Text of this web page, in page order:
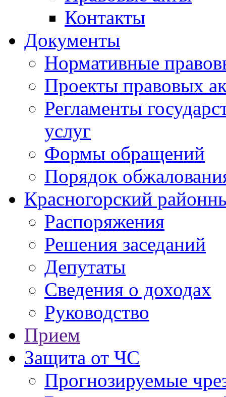
Контакты
Документы
Нормативные
Проекты правовых
Регламенты
услуг
Формы обращений
Порядок
Красногорский
Распоряжения
Решения заседаний
Депутаты
Сведения о доходах
Руководство
Прием
Защита от ЧС
Прогнозируемые